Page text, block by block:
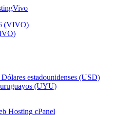
(VIVO)
Dólares estadounidenses (USD)
uruguayos (UYU)
Hosting cPanel